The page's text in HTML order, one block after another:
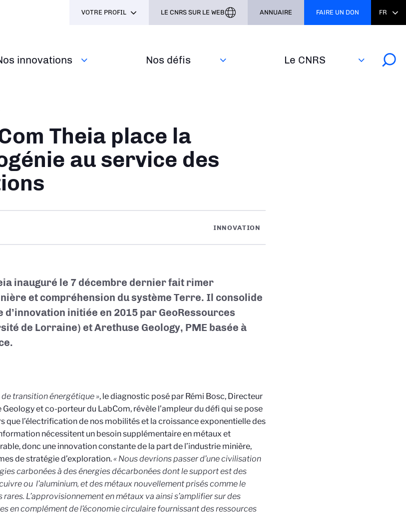
innovations Nos défis‎ Le CNRS
VOTRE PROFIL LE CNRS SUR LE WEB ANNUAIRE FAIRE UN DON FR
Theia place la
au service des
INNOVATION
inauguré le 7 décembre dernier fait rimer
et compréhension du système Terre. Il consolide
initiée en 2015 par GeoRessources
de Lorraine) et Arethuse Geology, PME basée à
de transition énergétique », le diagnostic posé par Rémi Bosc, Directeur
Geology et co-porteur du LabCom, révèle l’ampleur du défi qui se pose
que l’électrification de nos mobilités et la croissance exponentielle des
nécessitent un besoin supplémentaire en métaux et
donc une innovation constante de la part de l’industrie minière,
de stratégie d’exploration.« Nous devrions passer d’une civilisation
carbonées à des énergies décarbonées dont le support est des
ou l’aluminium, et des métaux nouvellement prisés comme le
L’approvisionnement en métaux va ainsi s’amplifier sur des
en complément de l’économie circulaire fournissant des ressources